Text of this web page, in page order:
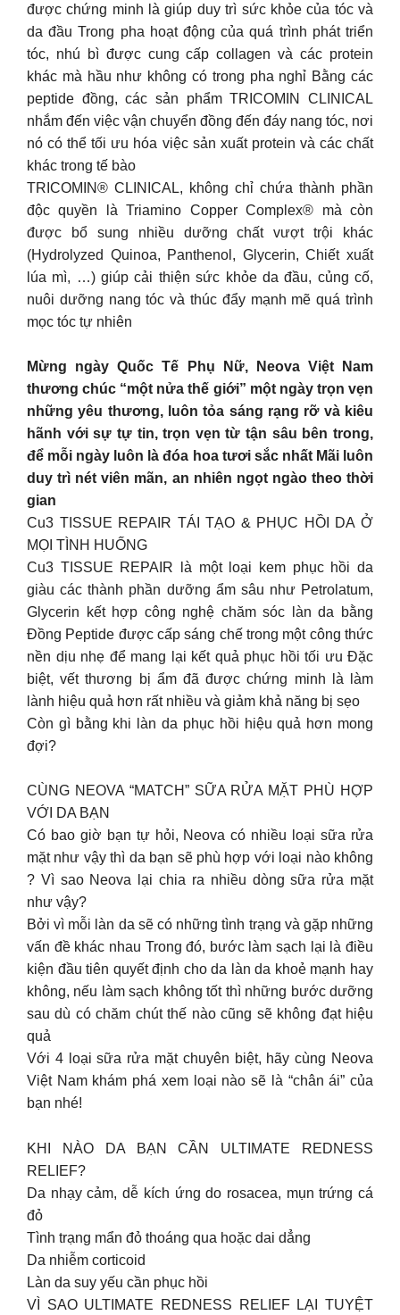
được chứng minh là giúp duy trì sức khỏe của tóc và
da đầu Trong pha hoạt động của quá trình phát triển
tóc, nhú bì được cung cấp collagen và các protein
khác mà hầu như không có trong pha nghỉ Bằng các
peptide đồng, các sản phẩm TRICOMIN CLINICAL
nhắm đến việc vận chuyển đồng đến đáy nang tóc, nơi
nó có thể tối ưu hóa việc sản xuất protein và các chất
khác trong tế bào
TRICOMIN® CLINICAL, không chỉ chứa thành phần
độc quyền là Triamino Copper Complex® mà còn
được bổ sung nhiều dưỡng chất vượt trội khác
(Hydrolyzed Quinoa, Panthenol, Glycerin, Chiết xuất
lúa mì, …) giúp cải thiện sức khỏe da đầu, củng cố,
nuôi dưỡng nang tóc và thúc đẩy mạnh mẽ quá trình
mọc tóc tự nhiên
Mừng ngày Quốc Tế Phụ Nữ, Neova Việt Nam
thương chúc “một nửa thế giới” một ngày trọn vẹn
những yêu thương, luôn tỏa sáng rạng rỡ và kiêu
hãnh với sự tự tin, trọn vẹn từ tận sâu bên trong,
để mỗi ngày luôn là đóa hoa tươi sắc nhất Mãi luôn
duy trì nét viên mãn, an nhiên ngọt ngào theo thời
gian
Cu3 TISSUE REPAIR TÁI TẠO & PHỤC HỒI DA Ở
MỌI TÌNH HUỐNG
Cu3 TISSUE REPAIR là một loại kem phục hồi da
giàu các thành phần dưỡng ẩm sâu như Petrolatum,
Glycerin kết hợp công nghệ chăm sóc làn da bằng
Đồng Peptide được cấp sáng chế trong một công thức
nền dịu nhẹ để mang lại kết quả phục hồi tối ưu Đặc
biệt, vết thương bị ẩm đã được chứng minh là làm
lành hiệu quả hơn rất nhiều và giảm khả năng bị sẹo
Còn gì bằng khi làn da phục hồi hiệu quả hơn mong
đợi?
CÙNG NEOVA “MATCH” SỮA RỬA MẶT PHÙ HỢP
VỚI DA BẠN
Có bao giờ bạn tự hỏi, Neova có nhiều loại sữa rửa
mặt như vậy thì da bạn sẽ phù hợp với loại nào không
? Vì sao Neova lại chia ra nhiều dòng sữa rửa mặt
như vậy?
Bởi vì mỗi làn da sẽ có những tình trạng và gặp những
vấn đề khác nhau Trong đó, bước làm sạch lại là điều
kiện đầu tiên quyết định cho da làn da khoẻ mạnh hay
không, nếu làm sạch không tốt thì những bước dưỡng
sau dù có chăm chút thế nào cũng sẽ không đạt hiệu
quả
Với 4 loại sữa rửa mặt chuyên biệt, hãy cùng Neova
Việt Nam khám phá xem loại nào sẽ là “chân ái” của
bạn nhé!
KHI NÀO DA BẠN CẦN ULTIMATE REDNESS
RELIEF?
Da nhạy cảm, dễ kích ứng do rosacea, mụn trứng cá
đỏ
Tình trạng mẩn đỏ thoáng qua hoặc dai dẳng
Da nhiễm corticoid
Làn da suy yếu cần phục hồi
VÌ SAO ULTIMATE REDNESS RELIEF LẠI TUYỆT